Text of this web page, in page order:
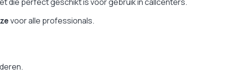
voor alle professionals.